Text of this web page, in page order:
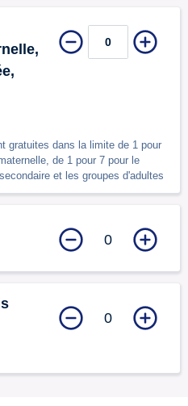
gratuites dans la limite de 1 pour
de 1 pour 7 pour le
et les groupes d'adultes
0
0